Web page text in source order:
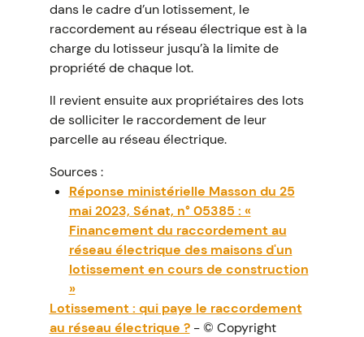
dans le cadre d’un lotissement, le
raccordement au réseau électrique est à la
charge du lotisseur jusqu’à la limite de
propriété de chaque lot.
Il revient ensuite aux propriétaires des lots
de solliciter le raccordement de leur
parcelle au réseau électrique.
Sources :
Réponse ministérielle Masson du 25
mai 2023, Sénat, n° 05385 : «
Financement du raccordement au
réseau électrique des maisons d'un
lotissement en cours de construction
»
Lotissement : qui paye le raccordement
au réseau électrique ?- © Copyright